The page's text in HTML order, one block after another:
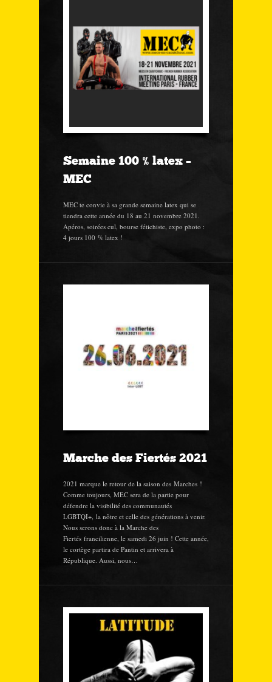
Semaine 100 % latex –
MEC
MEC te convie à sa grande semaine latex qui se
tiendra cette année du 18 au 21 novembre 2021.
Apéros, soirées cul, bourse fétichiste, expo photo :
4 jours 100 % latex !
Marche des Fiertés 2021
2021 marque le retour de la saison des Marches !
Comme toujours, MEC sera de la partie pour
défendre la visibilité des communautés
LGBTQI+, la nôtre et celle des générations à venir.
Nous serons donc à la Marche des
Fiertés francilienne, le samedi 26 juin ! Cette année,
le cortège partira de Pantin et arrivera à
République. Aussi, nous…